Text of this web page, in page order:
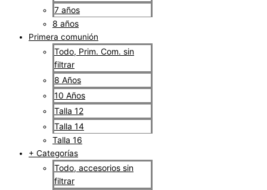
7 años
8 años
Primera comunión
Todo, Prim. Com. sin
filtrar
8 Años
10 Años
Talla 12
Talla 14
Talla 16
+ Categorías
Todo, accesorios sin
filtrar